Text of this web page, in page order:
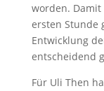
worden.
ersten Stunde
Entwicklung
entscheidend
Für Uli Then